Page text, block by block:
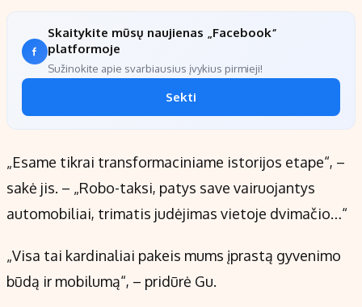
Skaitykite mūsų naujienas „Facebook“
platformoje
Sužinokite apie svarbiausius įvykius pirmieji!
Sekti
„Esame tikrai transformaciniame istorijos etape“, –
sakė jis. – „Robo-taksi, patys save vairuojantys
automobiliai, trimatis judėjimas vietoje dvimačio…“
„Visa tai kardinaliai pakeis mums įprastą gyvenimo
būdą ir mobilumą“, – pridūrė Gu.